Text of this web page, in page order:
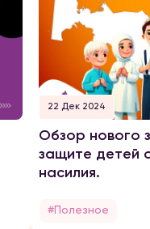
22 Дек 2024
Обзор нового
защите детей
насилия.
#Полезное